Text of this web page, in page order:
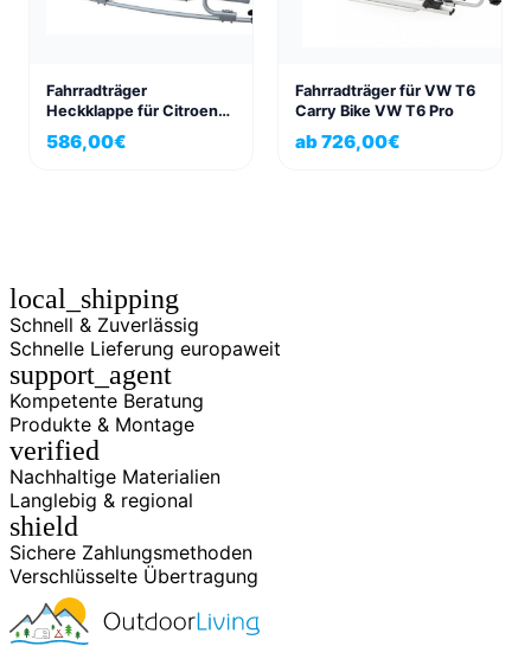
Fahrradträger
Heckklappe für Citroen
Spacetourer, Peugeot
Traveller und Toyota
586,00€
Fahrradträger für VW T6
Carry Bike VW T6 Pro
ab726,00€
local_shipping
Schnell & Zuverlässig
Schnelle Lieferung europaweit
support_agent
Kompetente Beratung
Produkte & Montage
verified
Nachhaltige Materialien
Langlebig & regional
shield
Sichere Zahlungsmethoden
Verschlüsselte Übertragung